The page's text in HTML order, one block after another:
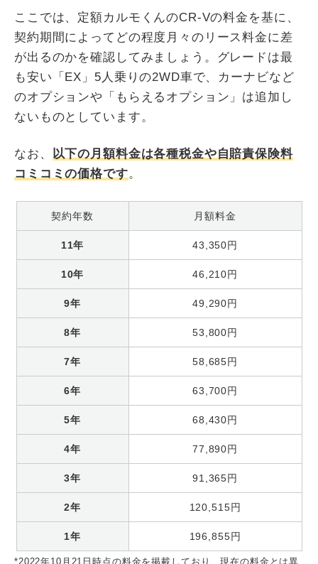
ここでは、定額カルモくんのCR-Vの料金を基に、
契約期間によってどの程度月々のリース料金に差
が出るのかを確認してみましょう。グレードは最
も安い「EX」5人乗りの2WD車で、カーナビなど
のオプションや「もらえるオプション」は追加し
ないものとしています。
なお、
以下の月額料金は各種税金や自賠責保険料
コミコミの価格です。
契約年数 月額料金
11年 43,350円
10年 46,210円
9年 49,290円
8年 53,800円
7年 58,685円
6年 63,700円
5年 68,430円
4年 77,890円
3年 91,365円
2年 120,515円
1年 196,855円
*2022年10月21日時点の料金を掲載しており、現在の料金とは異